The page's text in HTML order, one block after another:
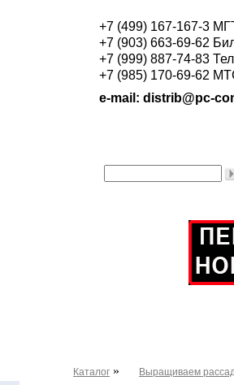
+7 (499) 167-167-3
+7 (903) 663-69-62
+7 (999) 887-74-83
+7 (985) 170-69-62
e-mail: distrib@pc-
Каталог » Выращиваем